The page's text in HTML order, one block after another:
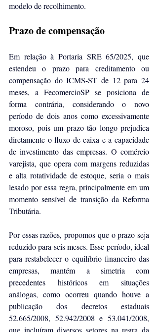
modelo de recolhimento.
Prazo de compensação
Em relação à Portaria SRE 65/2025, que
estendeu o prazo para creditamento ou
compensação do ICMS-ST de 12 para 24
meses, a FecomercioSP se posiciona de
forma contrária, considerando o novo
período de dois anos como excessivamente
moroso, pois um prazo tão longo prejudica
diretamente o fluxo de caixa e a capacidade
de investimento das empresas. O comércio
varejista, que opera com margens reduzidas
e alta rotatividade de estoque, seria o mais
lesado por essa regra, principalmente em um
momento sensível de transição da Reforma
Tributária.
Por essas razões, propomos que o prazo seja
reduzido para seis meses. Esse período, ideal
para restabelecer o equilíbrio financeiro das
empresas, mantém a simetria com
precedentes históricos em situações
análogas, como ocorreu quando houve a
publicação dos decretos estaduais
52.665/2008, 52.942/2008 e 53.041/2008,